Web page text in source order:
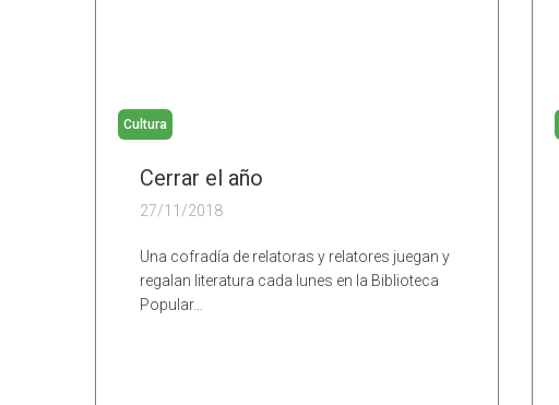
Cultura
Cerrar el año
27/11/2018
Una cofradía de relatoras y relatores juegan y
regalan literatura cada lunes en la Biblioteca
Popular…